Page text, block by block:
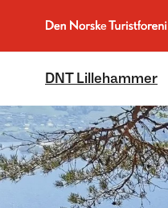
Til DNT.no forside
DNT Lillehammer